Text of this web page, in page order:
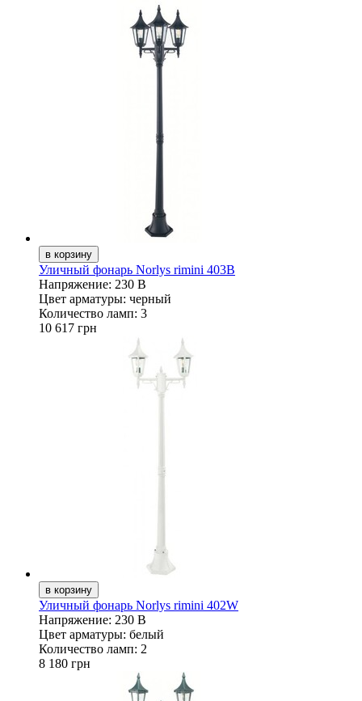
Уличный фонарь Norlys rimini 403B
Напряжение: 230 В
Цвет арматуры: черный
Количество ламп: 3
10 617 грн
Уличный фонарь Norlys rimini 402W
Напряжение: 230 В
Цвет арматуры: белый
Количество ламп: 2
8 180 грн